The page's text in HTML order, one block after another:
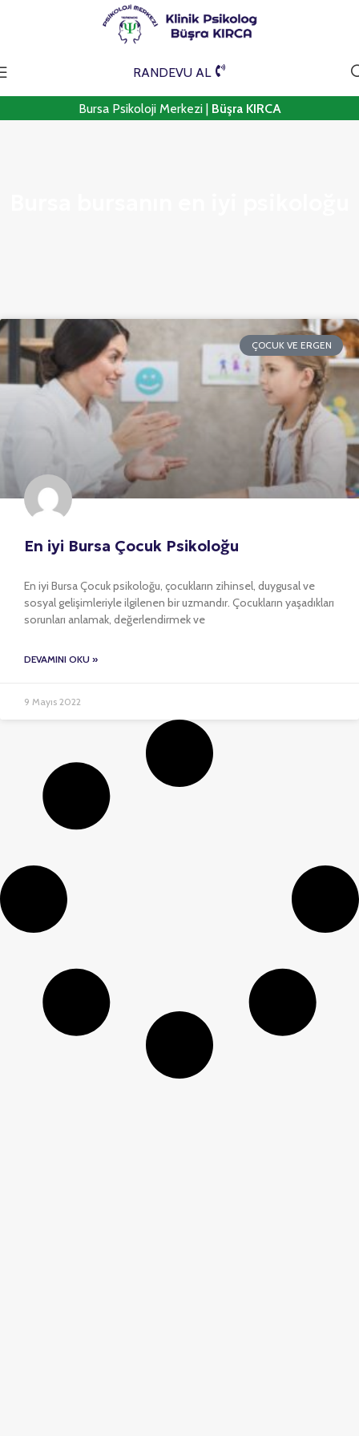
RANDEVU AL
Bursa Psikoloji Merkezi | Büşra KIRCA
ÇOCUK VE ERGEN
En iyi Bursa Çocuk Psikoloğu
En iyi Bursa Çocuk psikoloğu, çocukların zihinsel, duygusal ve
sosyal gelişimleriyle ilgilenen bir uzmandır. Çocukların yaşadıkları
sorunları anlamak, değerlendirmek ve
DEVAMINI OKU »
9 Mayıs 2022